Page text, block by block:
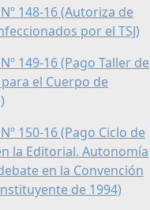
Nº 148-16 (Autoriza de
por el TSJ)
Nº 149-16 (Pago Taller de
el Cuerpo de
Nº 150-16 (Pago Ciclo de
la Editorial. Autonomía
en la Convención
de 1994)